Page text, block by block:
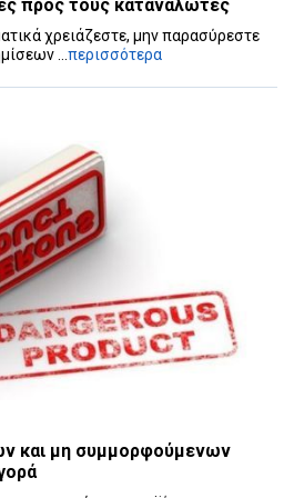
προς τους καταναλωτές
χρειάζεστε, μην παρασύρεστε
... περισσότερα
και μη συμμορφούμενων